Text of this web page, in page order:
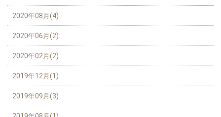
2020年08月(4)
2020年06月(2)
2020年02月(2)
2019年12月(1)
2019年09月(3)